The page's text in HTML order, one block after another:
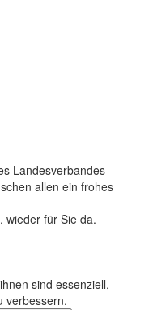
Landesverbandes
allen ein frohes
wieder für Sie da.
sind essenziell,
verbessern.